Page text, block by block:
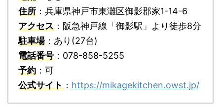
住所 ：兵庫県神戸市東灘区御影郡家1-14-6
アクセス ：阪急神戸線「御影駅」より徒歩8分
駐車場：あり(27台)
電話番号 ：078-858-5255
予約 ：可
公式サイト ： https://mikagekitchen.owst.jp/